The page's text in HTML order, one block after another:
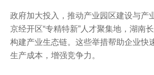
政府加大投入，推动产业园区建设与产
京经开区“专精特新”人才聚集地，湖南
构建产业生态链。这些举措帮助企业快
生产成本，增强竞争力。